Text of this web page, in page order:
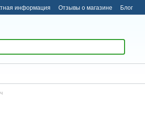
информация Отзывы о магазине
Блог